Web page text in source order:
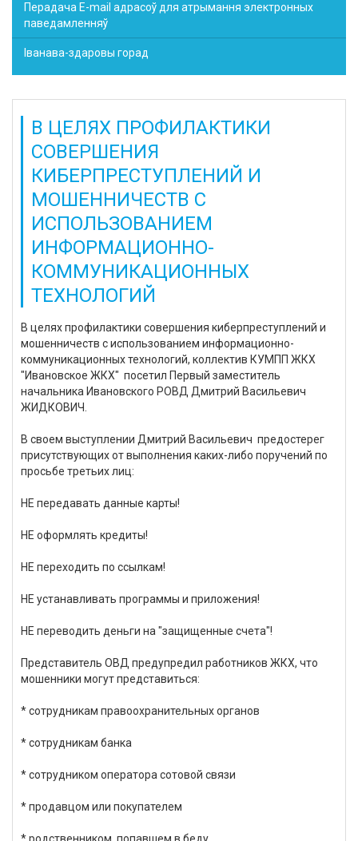
Перадача E-mail адрасоў для атрымання электронных
паведамленняў
Іванава-здаровы горад
В ЦЕЛЯХ ПРОФИЛАКТИКИ
СОВЕРШЕНИЯ
КИБЕРПРЕСТУПЛЕНИЙ И
МОШЕННИЧЕСТВ С
ИСПОЛЬЗОВАНИЕМ
ИНФОРМАЦИОННО-
КОММУНИКАЦИОННЫХ
ТЕХНОЛОГИЙ
В целях профилактики совершения киберпреступлений и
мошенничеств с использованием информационно-
коммуникационных технологий, коллектив КУМПП ЖКХ
"Ивановское ЖКХ" посетил Первый заместитель
начальника Ивановского РОВД Дмитрий Васильевич
ЖИДКОВИЧ.
В своем выступлении Дмитрий Васильевич предостерег
присутствующих от выполнения каких-либо поручений по
просьбе третьих лиц:
НЕ передавать данные карты!
НЕ оформлять кредиты!
НЕ переходить по ссылкам!
НЕ устанавливать программы и приложения!
НЕ переводить деньги на "защищенные счета"!
Представитель ОВД предупредил работников ЖКХ, что
мошенники могут представиться:
* сотрудникам правоохранительных органов
* сотрудникам банка
* сотрудником оператора сотовой связи
* продавцом или покупателем